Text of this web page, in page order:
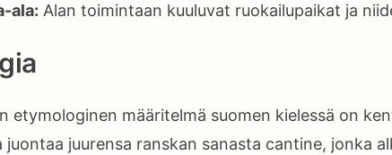
ala: Alan toimintaan kuuluvat ruokailupaikat ja
etymologinen määritelmä suomen kielessä on
juontaa juurensa ranskan sanasta cantine, jonka